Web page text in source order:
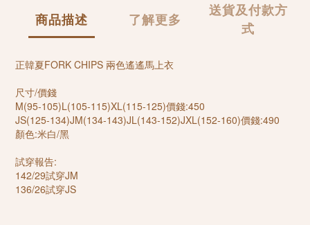
商品描述 了解更多
送貨及付款方
式
正韓夏FORK CHIPS 兩色遙遙馬上衣
尺寸/價錢
M(95-105)L(105-115)XL(115-125)價錢:450
JS(125-134)JM(134-143)JL(143-152)JXL(152-160)價錢:490
顏色:米白/黑
試穿報告:
142/29試穿JM
136/26試穿JS